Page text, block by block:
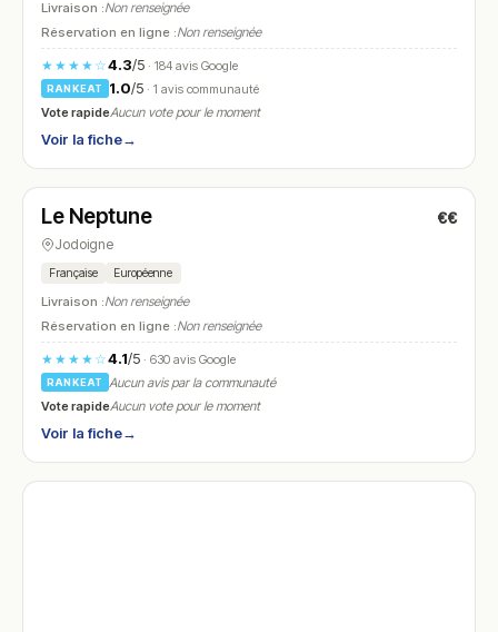
Livraison :Non renseignée
Réservation en ligne :Non renseignée
★★★★☆4.3/5· 184 avis Google
RANKEAT 1.0/5 · 1 avis communauté
Vote rapideAucun vote pour le moment
Voir la fiche→
N° 28
Le Neptune €€
Jodoigne
Française Européenne
Livraison :Non renseignée
Réservation en ligne :Non renseignée
★★★★☆4.1/5· 630 avis Google
RANKEAT
Aucun avis par la communauté
Vote rapideAucun vote pour le moment
Voir la fiche→